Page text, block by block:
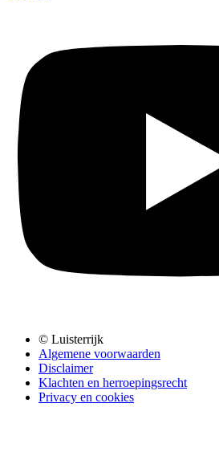
© Luisterrijk
Algemene voorwaarden
Disclaimer
Klachten en herroepingsrecht
Privacy en cookies